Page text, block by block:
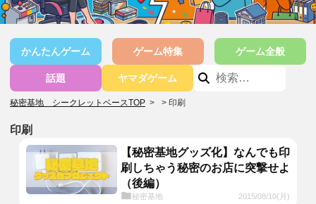
かんたんゲーム ゲーム特集 ゲーム全般
話題 ヤマダゲーム
秘密基地 シークレットベースTOP > 印刷
印刷
【秘密基地グッズ化】なんでも印
刷しちゃう秘密のお店に突撃せよ
（後編）
秘密基地 2015/08/10(月)